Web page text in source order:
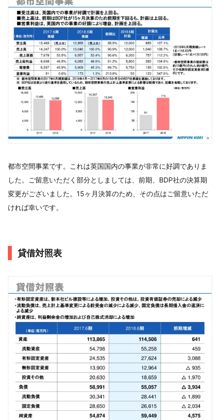
都市空間事業です。これは英国国内の事業が非常に好調でありま
した。ご留意いただく部分としましては、前期、BDP社の決算期
変更がございました。15ヶ月決算のため、その点はご留意いただ
ければ幸いです。
貸借対照表